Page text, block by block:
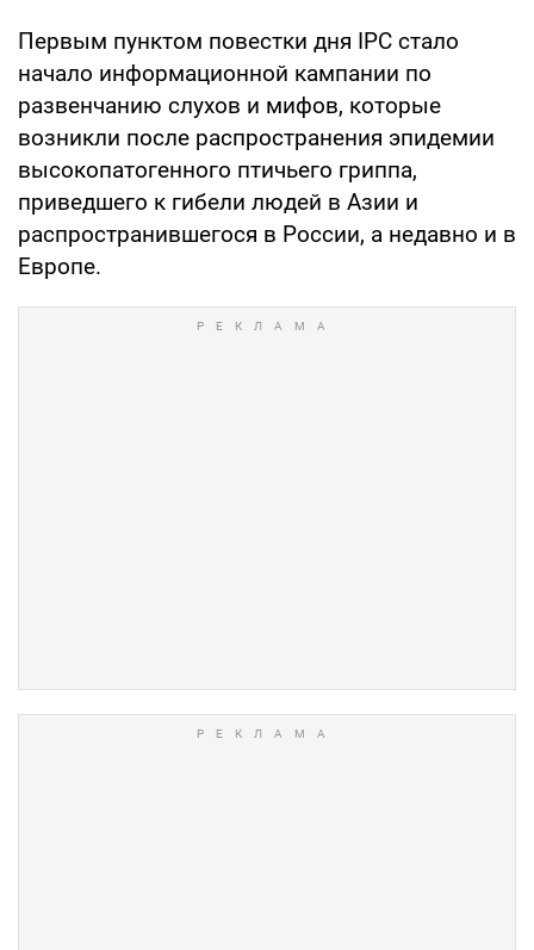
Первым пунктом повестки дня IPC стало
начало информационной кампании по
развенчанию слухов и мифов, которые
возникли после распространения эпидемии
высокопатогенного птичьего гриппа,
приведшего к гибели людей в Азии и
распространившегося в России, а недавно и в
Европе.